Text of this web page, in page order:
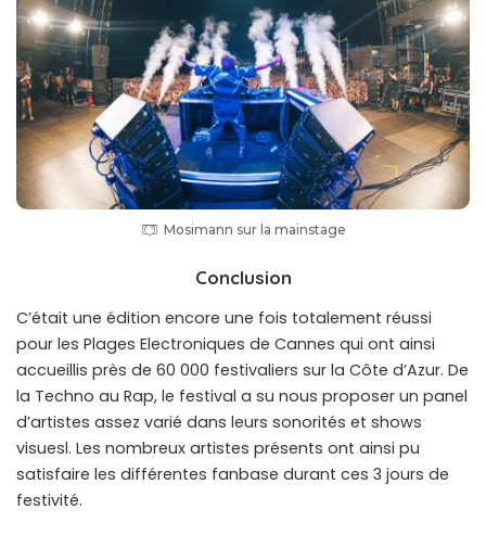
Mosimann sur la mainstage
Conclusion
C’était une édition encore une fois totalement réussi
pour les Plages Electroniques de Cannes qui ont ainsi
accueillis près de 60 000 festivaliers sur la Côte d’Azur. De
la Techno au Rap, le festival a su nous proposer un panel
d’artistes assez varié dans leurs sonorités et shows
visuesl. Les nombreux artistes présents ont ainsi pu
satisfaire les différentes fanbase durant ces 3 jours de
festivité.